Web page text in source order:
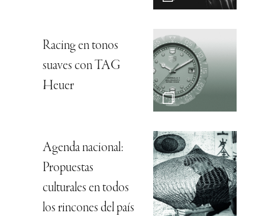
Racing en tonos
suaves con TAG
Heuer
Agenda nacional:
Propuestas
culturales en todos
los rincones del país